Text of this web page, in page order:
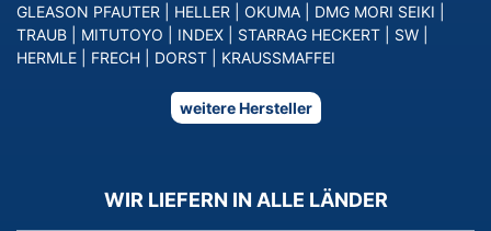
GLEASON PFAUTER
HELLER OKUMA DMG MORI SEIKI
TRAUB
MITUTOYO INDEX STARRAG HECKERT SW
HERMLE
FRECH DORST KRAUSSMAFFEI
weitere Hersteller
WIR LIEFERN IN ALLE LÄNDER